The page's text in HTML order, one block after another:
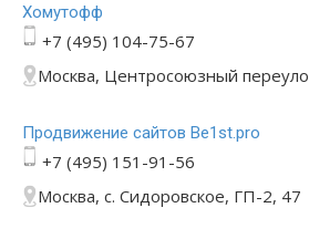
Хомутофф
+7 (495) 104-75-67
Москва, Центросоюзный
Продвижение сайтов Be1st.pro
+7 (495) 151-91-56
Москва, с. Сидоровское, ГП-2, 47